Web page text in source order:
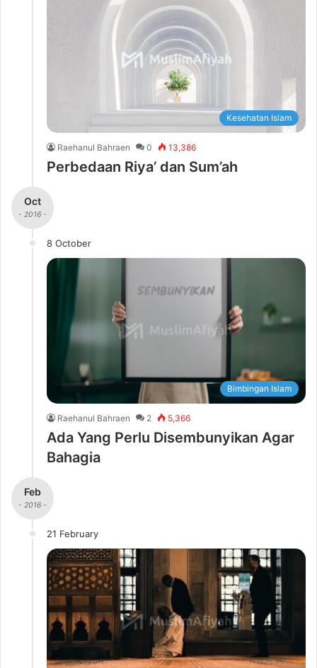
Kesehatan Islam
Raehanul Bahraen 0 13,386
Perbedaan Riya’ dan Sum’ah
Oct
- 2016 -
8 October
Bimbingan Islam
Raehanul Bahraen 2 5,366
Ada Yang Perlu Disembunyikan Agar
Bahagia
Feb
- 2016 -
21 February